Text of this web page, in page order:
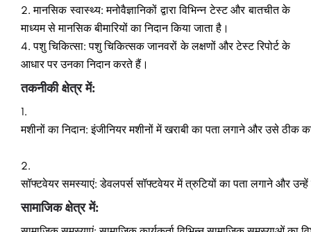
2. मानसिक स्वास्थ्य: मनोवैज्ञानिकों द्वारा विभिन्न टेस्ट और बातचीत के
माध्यम से मानसिक बीमारियों का निदान किया जाता है।
4. पशु चिकित्सा: पशु चिकित्सक जानवरों के लक्षणों और टेस्ट रिपोर्ट के
आधार पर उनका निदान करते हैं।
तकनीकीक्षेत्रमें:
1.
मशीनोंकानिदान:इंजीनियरमशीनोंमेंखराबीकापतालगानेऔरउसेठीक
2.
सॉफ्टवेयरसमस्याएं:डेवलपर्ससॉफ्टवेयरमेंत्रुटियोंकापतालगानेऔरउन्हें
सामाजिकक्षेत्रमें: